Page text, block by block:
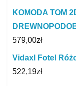
KOMODA TOM
579,00zł
Vidaxl Fotel
522,19zł